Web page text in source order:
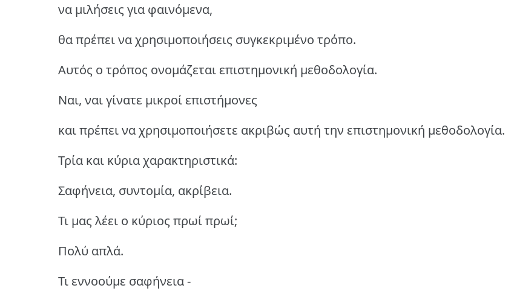
να μιλήσεις για φαινόμενα,
θα πρέπει να χρησιμοποιήσεις συγκεκριμένο τρόπο.
Αυτός ο τρόπος ονομάζεται επιστημονική μεθοδολογία.
Ναι, ναι γίνατε μικροί επιστήμονες
και πρέπει να χρησιμοποιήσετε ακριβώς αυτή την επιστημονική μεθοδολογία.
Τρία και κύρια χαρακτηριστικά:
Σαφήνεια, συντομία, ακρίβεια.
Τι μας λέει ο κύριος πρωί πρωί;
Πολύ απλά.
Τι εννοούμε σαφήνεια -